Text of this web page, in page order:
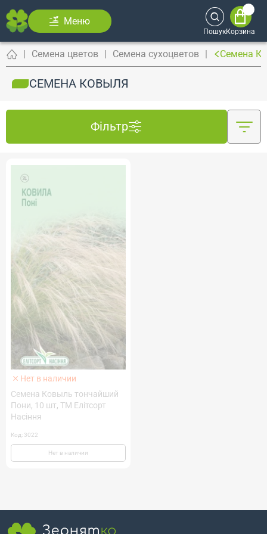
Меню
ПошукКорзина
Семена цветов Семена сухоцветов Семена
СЕМЕНА КОВЫЛЯ
Фільтр
Нет в наличии
Семена Ковыль тончайший
Пони, 10 шт, ТМ Елітсорт
Насіння
Код: 3022
Нет в наличии